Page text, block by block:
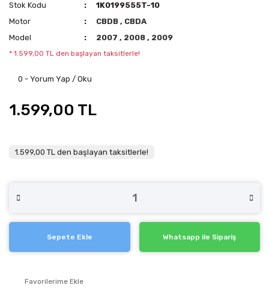
Stok Kodu
1K0199555T-10
Motor
CBDB, CBDA
Model
2007, 2008, 2009
* 1.599,00 TL den başlayan taksitlerle!
0 - Yorum Yap / Oku
1.599,00 TL
1.599,00 TL den başlayan taksitlerle!
Sepete Ekle Whatsapp ile Sipariş